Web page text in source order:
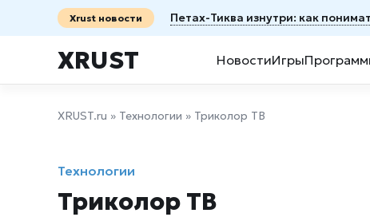
Xrust новости Петах-Тиква изнутри: как
XRUST НовостиИгры
XRUST.ru » Технологии » Триколор ТВ
Технологии
Триколор ТВ